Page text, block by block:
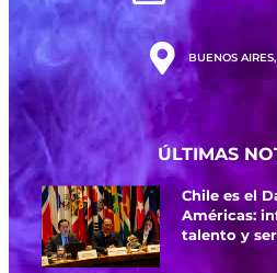
BUENOS
ÚLTIMAS
Chile es el
Américas:
talento y